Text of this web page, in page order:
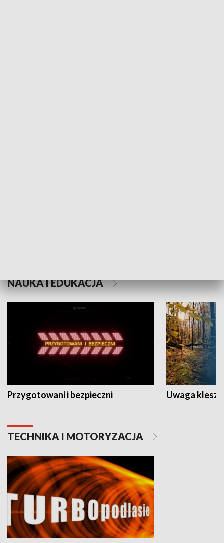
NAUKA I EDUKACJA
Przygotowani i bezpieczni Uwaga
TECHNIKA I MOTORYZACJA